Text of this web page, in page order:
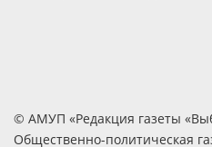
© АМУП «Редакция газеты
Общественно-политическая